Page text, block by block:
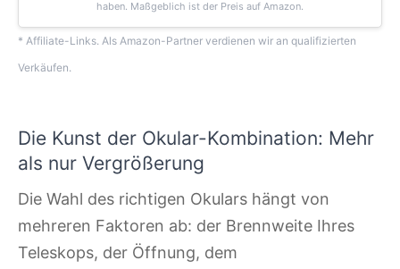
haben. Maßgeblich ist der Preis auf Amazon.
* Affiliate-Links. Als Amazon-Partner verdienen wir an qualifizierten
Verkäufen.
Die Kunst der Okular-Kombination: Mehr
als nur Vergrößerung
Die Wahl des richtigen Okulars hängt von
mehreren Faktoren ab: der Brennweite Ihres
Teleskops, der Öffnung, dem